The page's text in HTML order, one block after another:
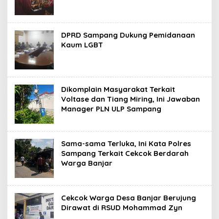
DPRD Sampang Dukung Pemidanaan
Kaum LGBT
Dikomplain Masyarakat Terkait
Voltase dan Tiang Miring, Ini Jawaban
Manager PLN ULP Sampang
Sama-sama Terluka, Ini Kata Polres
Sampang Terkait Cekcok Berdarah
Warga Banjar
Cekcok Warga Desa Banjar Berujung
Dirawat di RSUD Mohammad Zyn